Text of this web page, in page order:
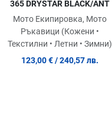
365 DRYSTAR BLACK/ANT
Мото Екипировка, Мото
Ръкавици (Кожени •
Текстилни • Летни • Зимни)
123,00 € / 240,57 лв.